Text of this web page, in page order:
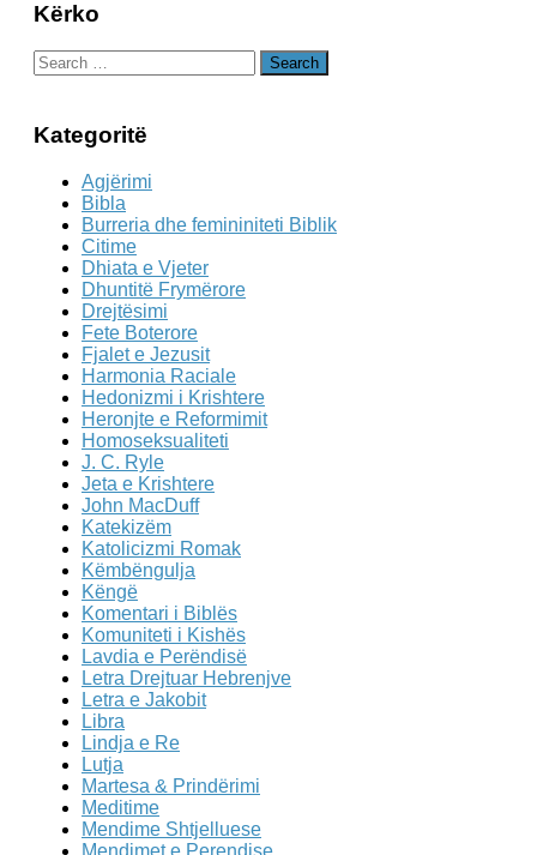
Kërko
Search
for:
Kategoritë
Agjërimi
Bibla
Burreria dhe femininiteti Biblik
Citime
Dhiata e Vjeter
Dhuntitë Frymërore
Drejtësimi
Fete Boterore
Fjalet e Jezusit
Harmonia Raciale
Hedonizmi i Krishtere
Heronjte e Reformimit
Homoseksualiteti
J. C. Ryle
Jeta e Krishtere
John MacDuff
Katekizëm
Katolicizmi Romak
Këmbëngulja
Këngë
Komentari i Biblës
Komuniteti i Kishës
Lavdia e Perëndisë
Letra Drejtuar Hebrenjve
Letra e Jakobit
Libra
Lindja e Re
Lutja
Martesa & Prindërimi
Meditime
Mendime Shtjelluese
Mendimet e Perendise